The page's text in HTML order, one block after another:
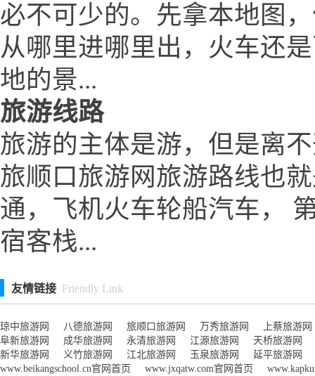
必不可少的。先拿本地图
从哪里进哪里出，火车还
地的景...
旅游线路
旅游的主体是游，但是离
旅顺口旅游网旅游路线也
通，飞机火车轮船汽车，
宿客栈...
友情链接 Friendly Link
琼中旅游网 八德旅游网 旅顺口旅游网 万秀旅游网
上蔡旅游网
阜新旅游网
成华旅游网 永清旅游网 江源旅游网
天桥旅游网
新华旅游网
义竹旅游网 江北旅游网 玉泉旅游网
延平旅游网
www.beikangschool.cn官网首页
www.jxqatw.com官网首页